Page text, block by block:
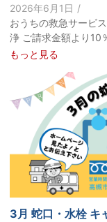
2026年6月1日 /
おうちの救急サービ
浄 ご請求金額より10
もっと見る
3月 蛇口・水栓 キ